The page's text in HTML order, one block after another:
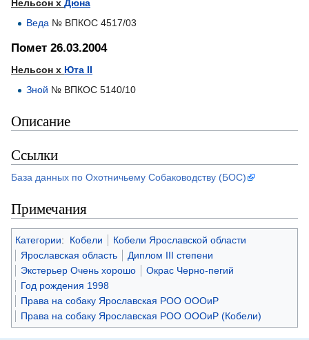
Нельсон х Дюна
Веда № ВПКОС 4517/03
Помет 26.03.2004
Нельсон х Юта II
Зной № ВПКОС 5140/10
Описание
Ссылки
База данных по Охотничьему Собаководству (БОС)
Примечания
Категории: Кобели
Кобели Ярославской области
Ярославская область
Диплом III степени
Экстерьер Очень хорошо
Окрас Черно-пегий
Год рождения 1998
Права на собаку Ярославская РОО ОООиР
Права на собаку Ярославская РОО ОООиР (Кобели)